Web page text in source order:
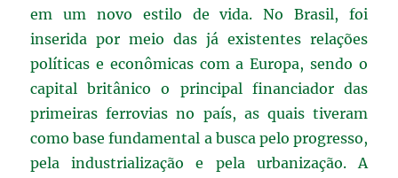
em um novo estilo de vida. No Brasil, foi
inserida por meio das já existentes relações
políticas e econômicas com a Europa, sendo o
capital britânico o principal financiador das
primeiras ferrovias no país, as quais tiveram
como base fundamental a busca pelo progresso,
pela industrialização e pela urbanização. A